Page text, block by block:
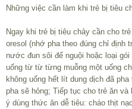
Những việc cần làm khi trẻ bị tiêu
Ngay khi trẻ bị tiêu chảy cần cho
oresol (nhớ pha theo đúng chỉ định
nước đun sôi để nguội hoặc loại
uống từ từ từng muỗng một uống
không uống hết lít dung dịch đã
pha sẽ hỏng; Tiếp tục cho trẻ ăn
ý dùng thức ăn dễ tiêu: cháo thịt